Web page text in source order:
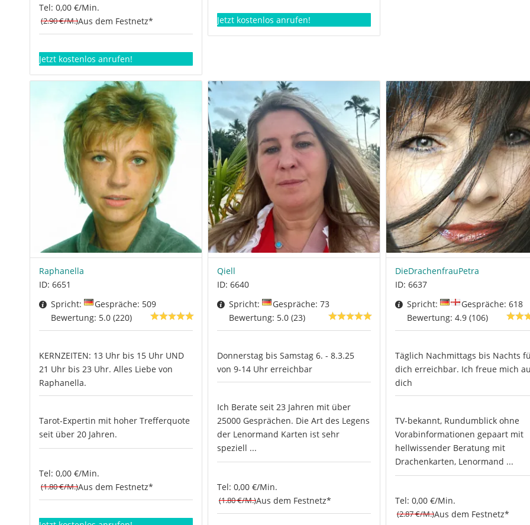
Tel: 0,00 €/Min.
(2.90 €/M.)Aus dem Festnetz*
Jetzt kostenlos anrufen!
Jetzt kostenlos anrufen!
Raphanella
ID: 6651
Spricht:
Gespräche: 509
Bewertung: 5.0 (220)
KERNZEITEN: 13 Uhr bis 15 Uhr UND
21 Uhr bis 23 Uhr. Alles Liebe von
Raphanella.
Tarot-Expertin mit hoher Trefferquote
seit über 20 Jahren.
Tel: 0,00 €/Min.
(1.80 €/M.)Aus dem Festnetz*
Qiell
ID: 6640
Spricht:
Gespräche: 73
Bewertung: 5.0 (23)
Donnerstag bis Samstag 6. - 8.3.25
von 9-14 Uhr erreichbar
Ich Berate seit 23 Jahren mit über
25000 Gesprächen. Die Art des Legens
der Lenormand Karten ist sehr
speziell ...
Tel: 0,00 €/Min.
(1.80 €/M.)Aus dem Festnetz*
DieDrachenfrauPetra
ID: 6637
Spricht:
Gespräche: 618
Bewertung: 4.9 (106)
Täglich Nachmittags bis Nachts
dich erreichbar. Ich freue mich
dich
TV-bekannt, Rundumblick ohne
Vorabinformationen gepaart mit
hellwissender Beratung mit
Drachenkarten, Lenormand ...
Tel: 0,00 €/Min.
(2.87 €/M.)Aus dem Festnetz*